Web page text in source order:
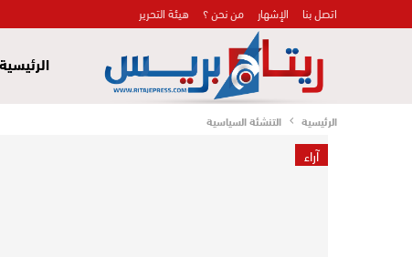
اتصل بنا الإشهار من نحن ؟ هيئة التحرير
الرئيسية
الرئيسية التنشئة السياسية
آراء